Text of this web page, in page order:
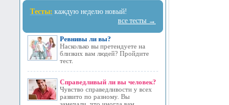
Тесты: каждую неделю новый!
все тесты →
Ревнивы ли вы?
Насколько вы претендуете на
близких вам людей? Пройдите
тест.
Справедливый ли вы человек?
Чувство справедливости у всех
развито по разному. Вы
замечали, что иногда вам